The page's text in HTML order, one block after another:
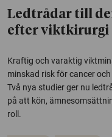
Ledtrådar till
efter viktkirurgi
Kraftig och varaktig
minskad risk för cancer
Två nya studier ger nu
på att kön,
roll.